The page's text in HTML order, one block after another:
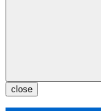
close